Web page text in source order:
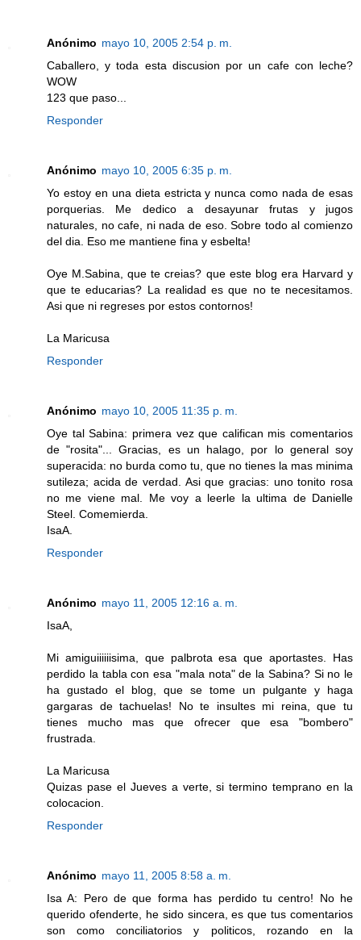
Anónimo mayo 10, 2005 2:54 p. m.
Caballero, y toda esta discusion por un cafe con leche?
WOW
123 que paso...
Responder
Anónimo mayo 10, 2005 6:35 p. m.
Yo estoy en una dieta estricta y nunca como nada de esas
porquerias. Me dedico a desayunar frutas y jugos
naturales, no cafe, ni nada de eso. Sobre todo al comienzo
del dia. Eso me mantiene fina y esbelta!
Oye M.Sabina, que te creias? que este blog era Harvard y
que te educarias? La realidad es que no te necesitamos.
Asi que ni regreses por estos contornos!
La Maricusa
Responder
Anónimo mayo 10, 2005 11:35 p. m.
Oye tal Sabina: primera vez que califican mis comentarios
de "rosita"... Gracias, es un halago, por lo general soy
superacida: no burda como tu, que no tienes la mas minima
sutileza; acida de verdad. Asi que gracias: uno tonito rosa
no me viene mal. Me voy a leerle la ultima de Danielle
Steel. Comemierda.
IsaA.
Responder
Anónimo mayo 11, 2005 12:16 a. m.
IsaA,
Mi amiguiiiiiisima, que palbrota esa que aportastes. Has
perdido la tabla con esa "mala nota" de la Sabina? Si no le
ha gustado el blog, que se tome un pulgante y haga
gargaras de tachuelas! No te insultes mi reina, que tu
tienes mucho mas que ofrecer que esa "bombero"
frustrada.
La Maricusa
Quizas pase el Jueves a verte, si termino temprano en la
colocacion.
Responder
Anónimo mayo 11, 2005 8:58 a. m.
Isa A: Pero de que forma has perdido tu centro! No he
querido ofenderte, he sido sincera, es que tus comentarios
son como conciliatorios y politicos, rozando en la